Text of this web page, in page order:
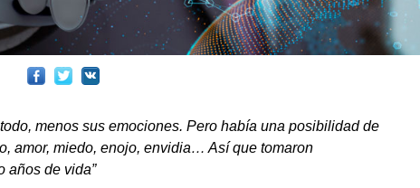
menos sus emociones. Pero había una posibilidad de
amor, miedo, enojo, envidia… Así que tomaron
años de vida”